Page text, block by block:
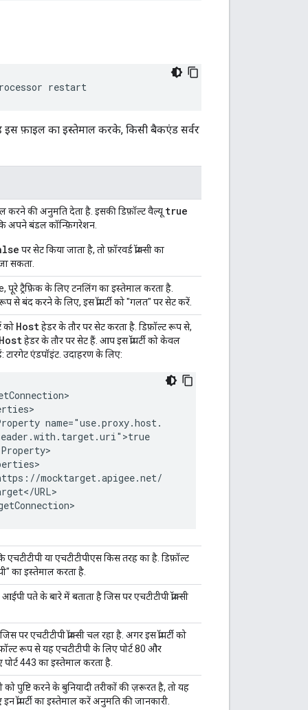
restart
है इस फ़ाइल का इस्तेमाल करके, किसी बैकएंड सर्वर
करने की अनुमति देता है. इसकी डिफ़ॉल्ट वैल्यू true
अपने बंडल कॉन्फ़िगरेशन.
पर सेट किया जाता है, तो फ़ॉरवर्ड प्रॉक्सी का
सकता.
पूरे ट्रैफ़िक के लिए टनलिंग का इस्तेमाल करता है.
से बंद करने के लिए, इस प्रॉपर्टी को "गलत" पर सेट करें.
को Hostहेडर के तौर पर सेट करता है. डिफ़ॉल्ट रूप से,
हेडर के तौर पर सेट हैं. आप इस प्रॉपर्टी को केवल
एंडपॉइंट. उदाहरण के लिए:
name="use.proxy.host.
mocktarget.apigee.net/
URL>
या एचटीटीपीएस किस तरह का है. डिफ़ॉल्ट
का इस्तेमाल करता है.
पते के बारे में बताता है जिस पर एचटीटीपी प्रॉक्सी
पर एचटीटीपी प्रॉक्सी चल रहा है. अगर इस प्रॉपर्टी को
रूप से यह एचटीटीपी के लिए पोर्ट 80 और
443 का इस्तेमाल करता है.
को पुष्टि करने के बुनियादी तरीकों की ज़रूरत है, तो यह
प्रॉपर्टी का इस्तेमाल करें अनुमति की जानकारी.